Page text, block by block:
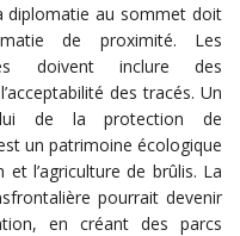
diplomatie au sommet doit
de proximité. Les
doivent inclure des
des tracés. Un
de la protection de
un patrimoine écologique
l’agriculture de brûlis. La
pourrait devenir
en créant des parcs